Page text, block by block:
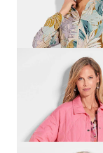
Blouson en jersey de
83,39 CHF139,00
Surchemise, aspect
139,00 CHF279,00